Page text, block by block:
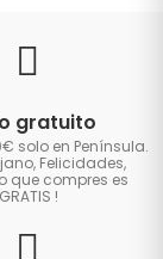
gratuito
solo en Península.
Felicidades,
que compres es
!